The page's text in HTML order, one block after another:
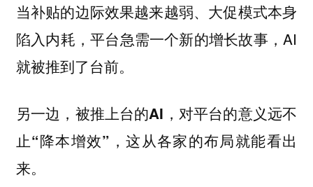
当补贴的边际效果越来越弱、大促模式本身
陷入内耗，平台急需一个新的增长故事，AI
就被推到了台前。
另一边，被推上台的AI，对平台的意义远不
止“降本增效”，这从各家的布局就能看出
来。